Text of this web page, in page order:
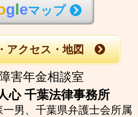
g eマップ
アクセス・地図
害年金相談室
心 千葉法律事務所
男、 千葉県弁護士会所属